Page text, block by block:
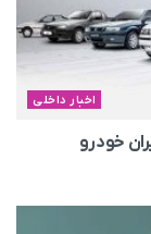
اخبار داخلی
خودرو